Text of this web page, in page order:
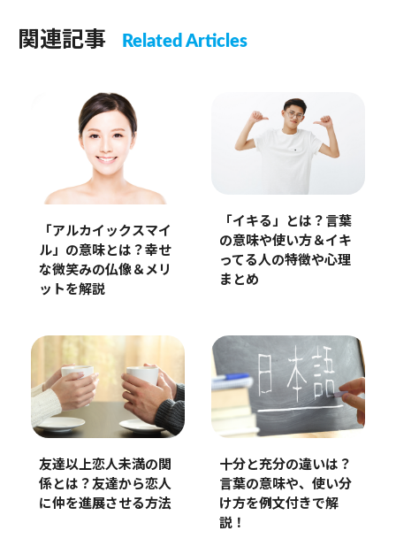
関連記事 Related Articles
「アルカイックスマイ
ル」の意味とは？幸せ
な微笑みの仏像＆メリ
ットを解説
「イキる」とは？言葉
の意味や使い方＆イキ
ってる人の特徴や心理
まとめ
友達以上恋人未満の関
係とは？友達から恋人
に仲を進展させる方法
十分と充分の違いは？
言葉の意味や、使い分
け方を例文付きで解
説！